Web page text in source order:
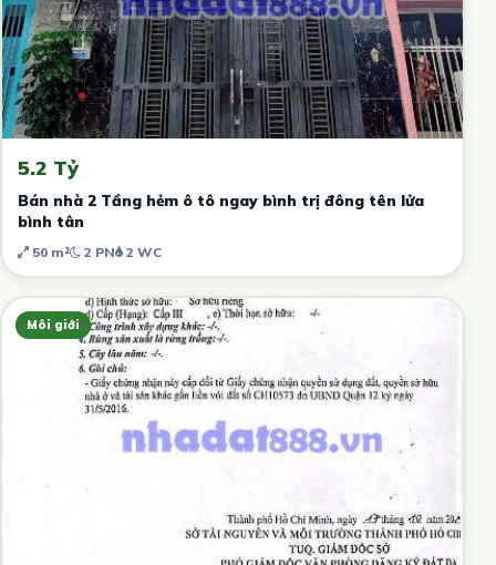
5.2 Tỷ
Bán nhà 2 Tầng hẻm ô tô ngay bình trị đông tên lửa
bình tân
50 m² 2 PN 2 WC
Môi giới